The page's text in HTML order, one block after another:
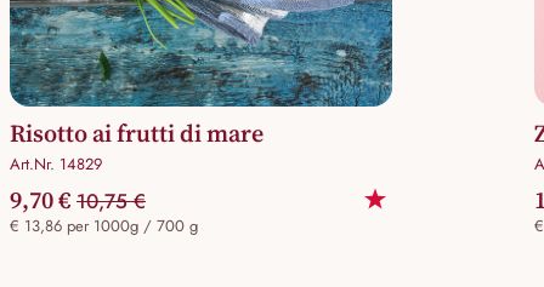
Risotto ai frutti di mare
Art.Nr. 14829
9,70 € 10,75 €
€ 13,86 per 1000g / 700 g